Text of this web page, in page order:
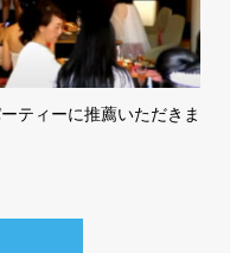
ティーに推薦いただきま